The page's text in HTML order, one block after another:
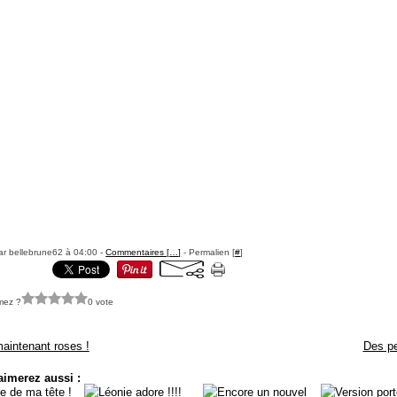
bellebrune62 à 04:00 -Commentaires [ …] - Permalien [#]
? 0 vote
roses ! Des
aussi :